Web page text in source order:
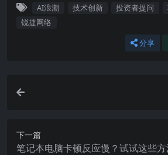
AI浪潮 技术创新 投资者提问
锐捷网络
分享
下一篇
笔记本电脑卡顿反应慢？试试这些